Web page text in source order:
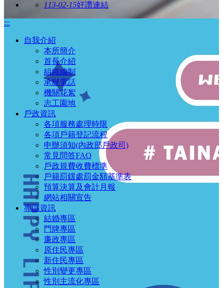
113-02-15好讚連結
:::
自我介紹
本所簡介
首長介紹
組織編制
承辦電話
機關花絮
志工園地
戶政資訊
各項服務處理時限
各項戶籍登記流程
申辦須知(內政部戶政司)
常見問答FAQ
戶政規費收費標準
戶籍罰鍰處罰金額基準表
預算決算及會計月報
網站相關宣告
專區資訊
結婚專區
門牌專區
廉政專區
原住民專區
新住民專區
性別變更專區
性別主流化專區